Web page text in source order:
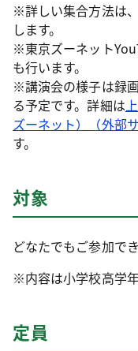
※詳しい集合方法は
します。
※東京ズーネット
も行います。
※講演会の様子は録
る予定です。詳細は
ズーネット）（外部
す。
対象
どなたでもご参加で
※内容は小学校高学
定員